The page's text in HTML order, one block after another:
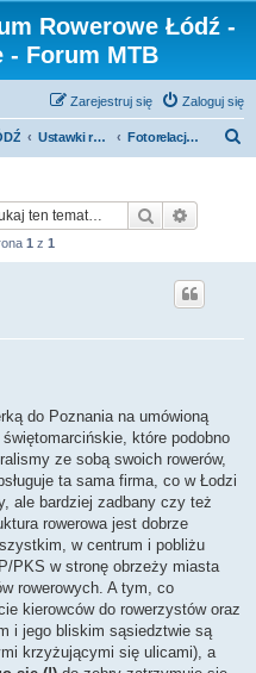
Rowerowe Łódź -
- Forum MTB
Zaloguj się
Zarejestruj się
Ustawki rowerowe i wyprawy Fotorelacje / Filmy
Szukaj
1 z 1
do Poznania na umówioną
które podobno
ze sobą swoich rowerów,
ta sama firma, co w Łodzi
ale bardziej zadbany czy też
rowerowa jest dobrze
w centrum i pobliżu
PKS w stronę obrzeży miasta
rowerowych. A tym, co
kierowców do rowerzystów oraz
i jego bliskim sąsiedztwie są
krzyżującymi się ulicami), a